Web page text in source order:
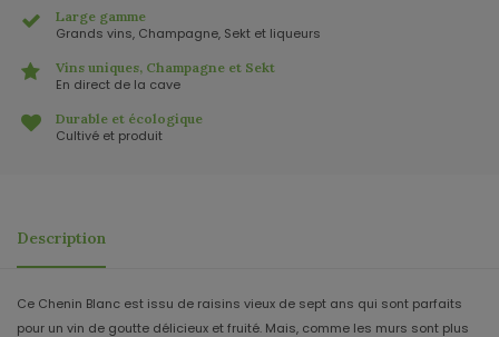
Large gamme
Grands vins, Champagne, Sekt et liqueurs
Vins uniques, Champagne et Sekt
En direct de la cave
Durable et écologique
Cultivé et produit
Description
Ce Chenin Blanc est issu de raisins vieux de sept ans qui sont parfaits
pour un vin de goutte délicieux et fruité. Mais, comme les murs sont plus